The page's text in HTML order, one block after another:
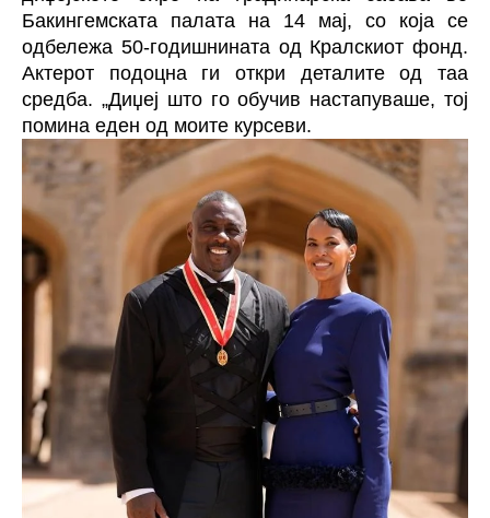
Бакингемската палата на 14 мај, со која се
одбележа 50-годишнината од Кралскиот фонд.
Актерот подоцна ги откри деталите од таа
средба. „Диџеј што го обучив настапуваше, тој
помина еден од моите курсеви.